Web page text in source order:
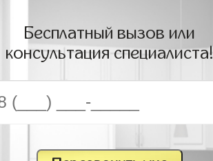
Бесплатный вызов или
консультация специалиста!